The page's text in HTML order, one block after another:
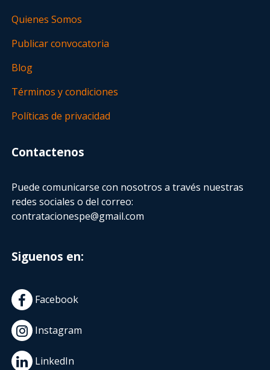
Quienes Somos
Publicar convocatoria
Blog
Términos y condiciones
Políticas de privacidad
Contactenos
Puede comunicarse con nosotros a través nuestras
redes sociales o del correo:
contratacionespe@gmail.com
Siguenos en:
Facebook
Instagram
LinkedIn